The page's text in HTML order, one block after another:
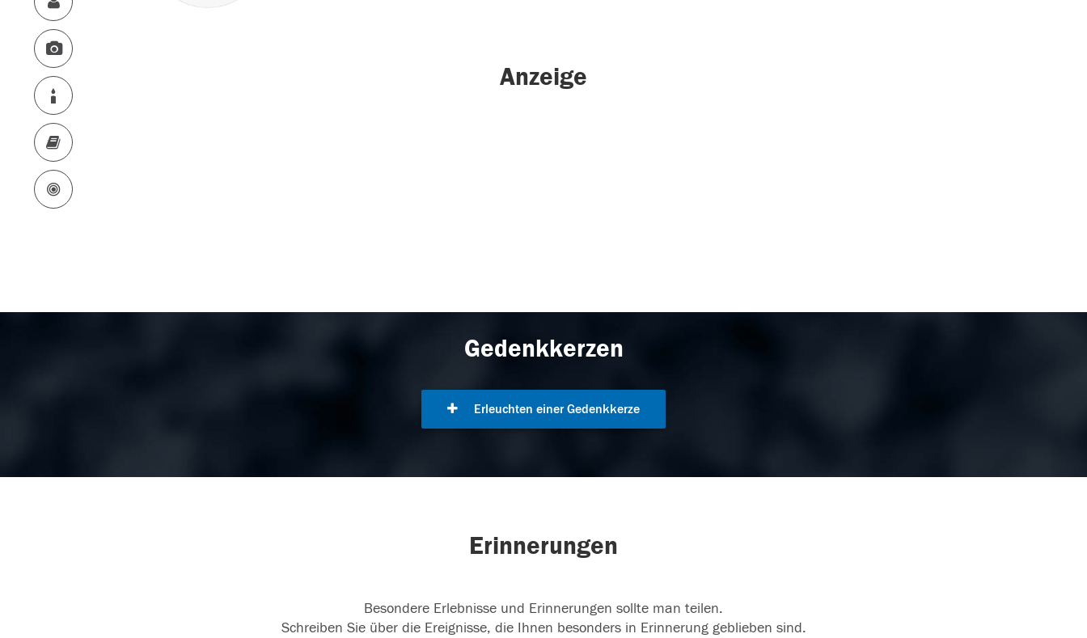
Anzeige
Gedenkkerzen
Erleuchten einer Gedenkkerze
Erinnerungen
Besondere Erlebnisse und Erinnerungen sollte man teilen.
Schreiben Sie über die Ereignisse, die Ihnen besonders in Erinnerung geblieben sind.